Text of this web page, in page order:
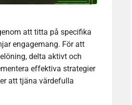
att titta på specifika
engagemang. För att
delta aktivt och
effektiva strategier
att tjäna värdefulla